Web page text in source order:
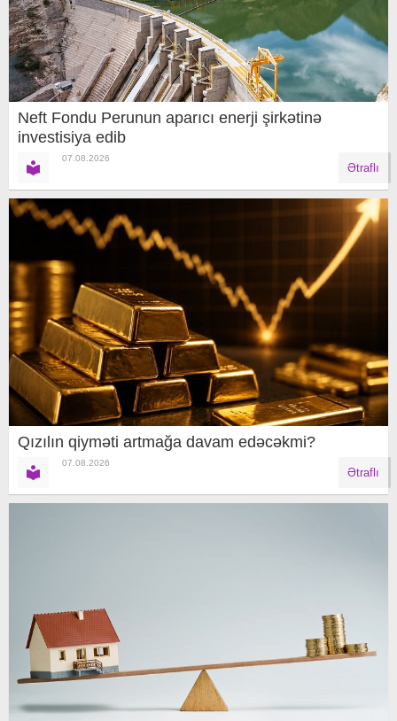
Neft Fondu Perunun aparıcı enerji şirkətinə
investisiya edib
07.08.2026
Ətraflı
Qızılın qiyməti artmağa davam edəcəkmi?
07.08.2026
Ətraflı